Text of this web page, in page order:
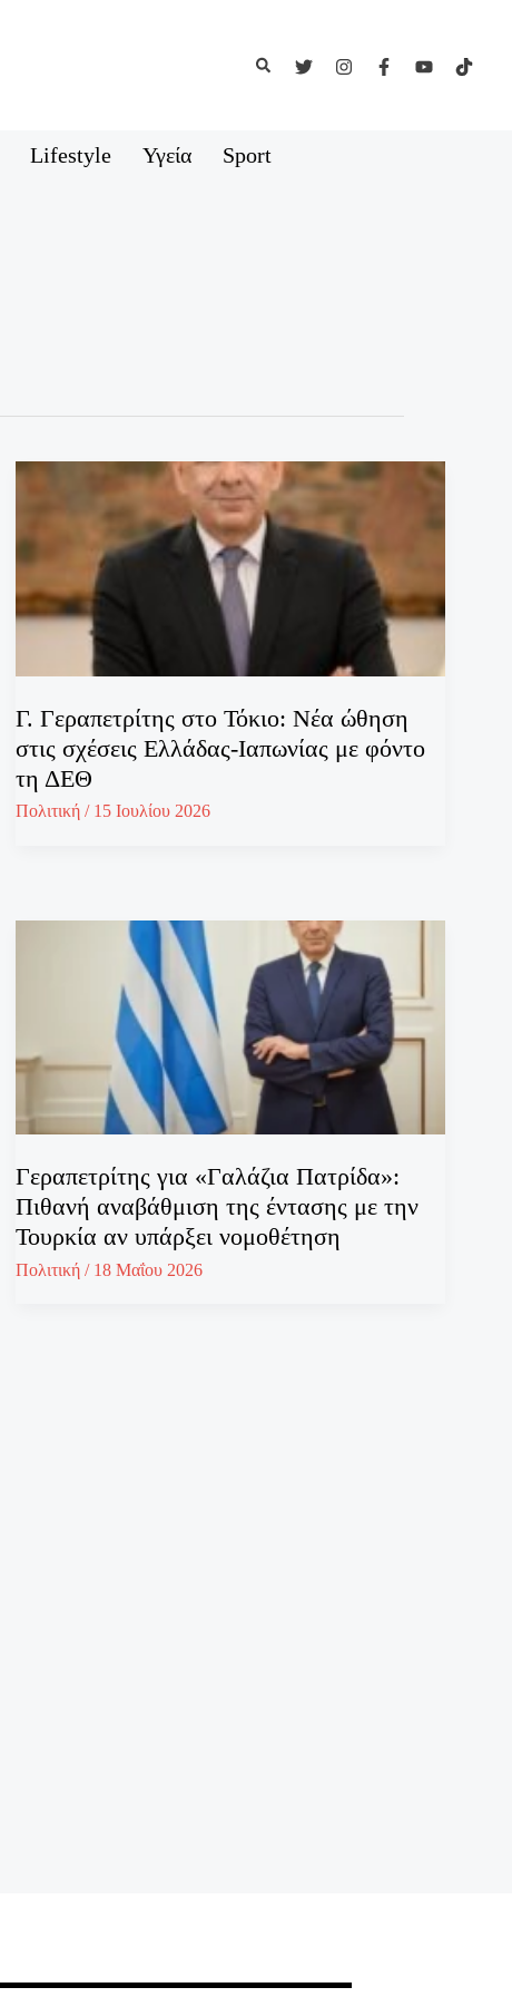
Αναζήτηση
Lifestyle Υγεία
Sport
Γ. Γεραπετρίτης στο Τόκιο: Νέα ώθηση
στις σχέσεις Ελλάδας-Ιαπωνίας με φόντο
τη ΔΕΘ
Πολιτική / 15 Ιουλίου 2026
Γεραπετρίτης για «Γαλάζια Πατρίδα»:
Πιθανή αναβάθμιση της έντασης με την
Τουρκία αν υπάρξει νομοθέτηση
Πολιτική / 18 Μαΐου 2026